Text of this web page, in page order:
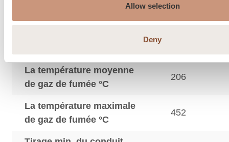
Allow selection
Deny
120
La température moyenne
de gaz de fumée °C
206
La température maximale
de gaz de fumée °C
452